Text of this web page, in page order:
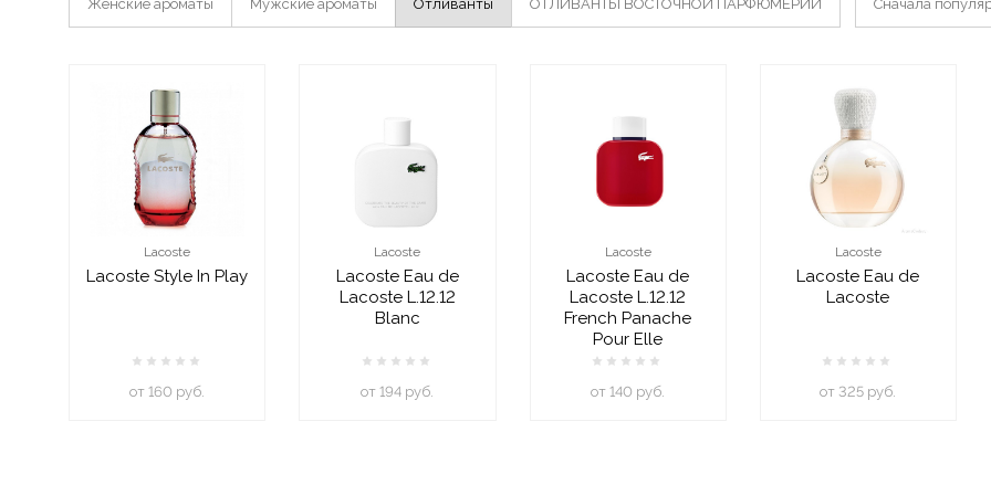
Женские ароматы Мужские ароматы Отливанты ОТЛИВАНТЫ ВОСТОЧНОЙ ПАРФЮМЕРИИ Сначала
Lacoste
Lacoste Style In Play
oт 160 руб.
Lacoste
Lacoste Eau de
Lacoste L.12.12
Blanc
oт 194 руб.
Lacoste
Lacoste Eau de
Lacoste L.12.12
French Panache
Pour Elle
oт 140 руб.
Lacoste
Lacoste Eau de
Lacoste
oт 325 руб.